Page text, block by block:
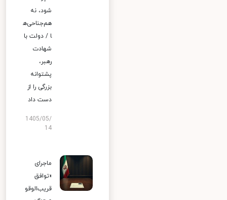
شود، نه
هم‌جناحی‌ه
ا / دولت با
شهادت
رهبر،
پشتوانه
بزرگی را از
دست داد
1405/05/
14
ماجرای
«توافق
قریب‌الوقو